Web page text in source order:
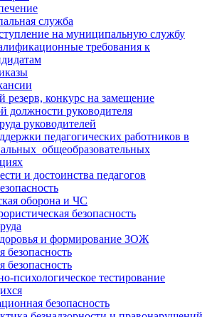
служба
на муниципальную службу
требования к
резерв, конкурс на замещение
должности руководителя
руководителей
педагогических работников в
общеобразовательных
и достоинства педагогов
оборона и ЧС
безопасность
и формирование ЗОЖ
безопасность
безопасность
психологическое тестирование
безопасность